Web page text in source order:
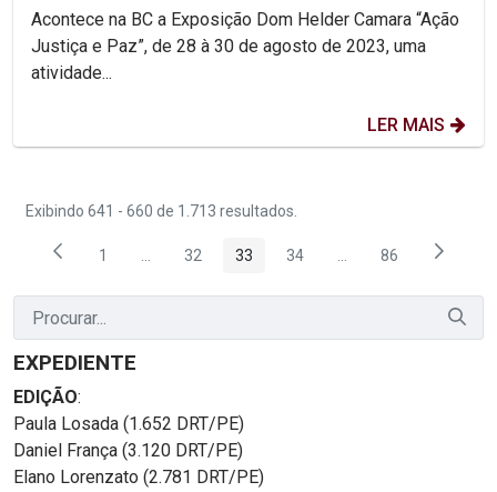
Acontece na BC a Exposição Dom Helder Camara “Ação
Justiça e Paz”, de 28 à 30 de agosto de 2023, uma
atividade...
LER MAIS
Exibindo 641 - 660 de 1.713 resultados.
Página
1 ...Páginas intermediárias Usar ABA para navegar.
Página
32 Página
33 Página
34 ...PáginasPágina
86
EXPEDIENTE
EDIÇÃO:
Paula Losada (1.652 DRT/PE)
Daniel França (3.120 DRT/PE)
Elano Lorenzato (2.781 DRT/PE)